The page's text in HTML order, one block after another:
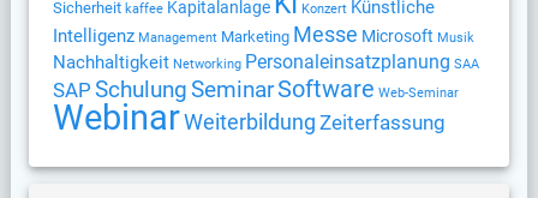
Sicherheit kaffee Kapitalanlage Konzert Künstliche
Intelligenz Management Marketing Messe Microsoft Musik
Nachhaltigkeit Networking Personaleinsatzplanung SAA
SAP SchulungSeminarSoftware Web-Seminar
WebinarWeiterbildung Zeiterfassung